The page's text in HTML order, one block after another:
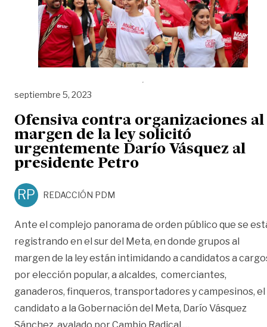
septiembre 5, 2023
Ofensiva contra organizaciones al
margen de la ley solicitó
urgentemente Darío Vásquez al
presidente Petro
RP REDACCIÓN PDM
Ante el complejo panorama de orden público que se
registrando en el sur del Meta, en donde grupos al
margen de la ley están intimidando a candidatos a
por elección popular, a alcaldes, comerciantes,
ganaderos, finqueros, transportadores y campesinos, el
candidato a la Gobernación del Meta, Darío Vásquez